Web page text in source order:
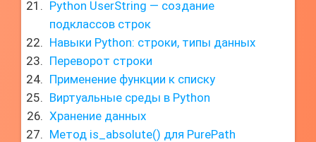
Python UserString — создание
подклассов строк
Навыки Python: строки, типы данных
Переворот строки
Применение функции к списку
Виртуальные среды в Python
Хранение данных
Метод is_absolute() для PurePath